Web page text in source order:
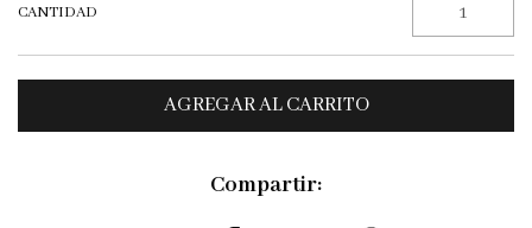
CANTIDAD
Compartir: